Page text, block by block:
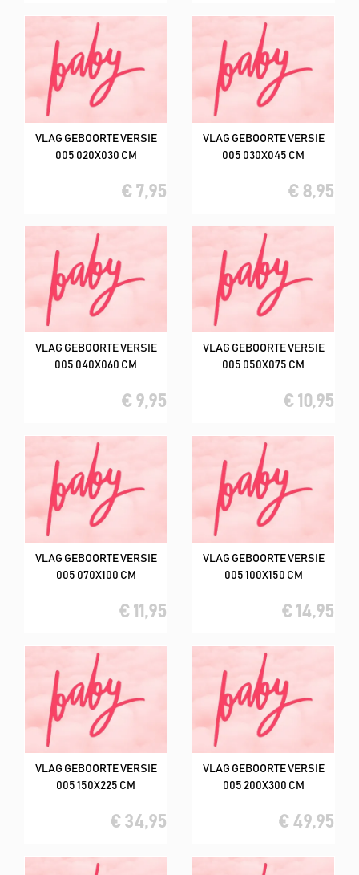
VLAG GEBOORTE VERSIE
005 020X030 CM
€ 7,95
VLAG GEBOORTE VERSIE
005 030X045 CM
€ 8,95
VLAG GEBOORTE VERSIE
005 040X060 CM
€ 9,95
VLAG GEBOORTE VERSIE
005 050X075 CM
€ 10,95
VLAG GEBOORTE VERSIE
005 070X100 CM
€ 11,95
VLAG GEBOORTE VERSIE
005 100X150 CM
€ 14,95
VLAG GEBOORTE VERSIE
005 150X225 CM
€ 34,95
VLAG GEBOORTE VERSIE
005 200X300 CM
€ 49,95